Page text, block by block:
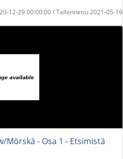
12-29 00:00:00 / Tallennettu 2021-05-19
Mörskä - Osa 1 - Etsimistä